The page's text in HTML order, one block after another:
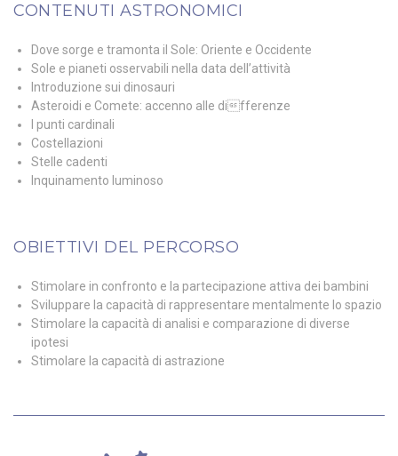
CONTENUTI ASTRONOMICI
Dove sorge e tramonta il Sole: Oriente e Occidente
Sole e pianeti osservabili nella data dell’attività
Introduzione sui dinosauri
Asteroidi e Comete: accenno alle differenze
I punti cardinali
Costellazioni
Stelle cadenti
Inquinamento luminoso
OBIETTIVI DEL PERCORSO
Stimolare in confronto e la partecipazione attiva dei bambini
Sviluppare la capacità di rappresentare mentalmente lo spazio
Stimolare la capacità di analisi e comparazione di diverse
ipotesi
Stimolare la capacità di astrazione